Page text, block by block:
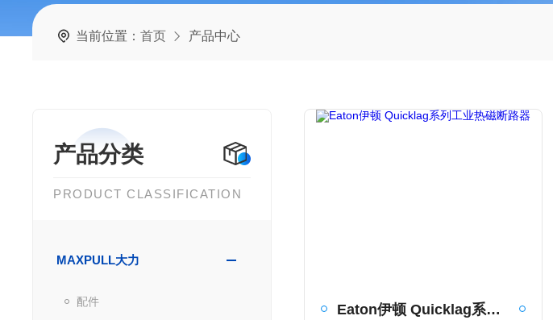
当前位置：首页 产品中心
产品分类
PRODUCT CLASSIFICATION
MAXPULL大力
配件
Eaton伊顿 Quicklag系列工业热磁断路器